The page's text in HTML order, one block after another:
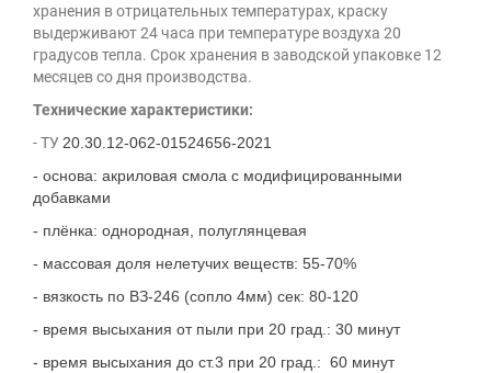
хранения в отрицательных температурах, краску
выдерживают 24 часа при температуре воздуха 20
градусов тепла. Срок хранения в заводской упаковке 12
месяцев со дня производства.
Технические характеристики:
- ТУ20.30.12-062-01524656-2021
- основа: акриловая смола с модифицированными
добавками
- плёнка: однородная, полуглянцевая
- массовая доля нелетучих веществ: 55-70%
- вязкость по ВЗ-246 (сопло 4мм) сек: 80-120
- время высыхания от пыли при 20 град.: 30 минут
- время высыхания до ст.3 при 20 град.: 60 минут